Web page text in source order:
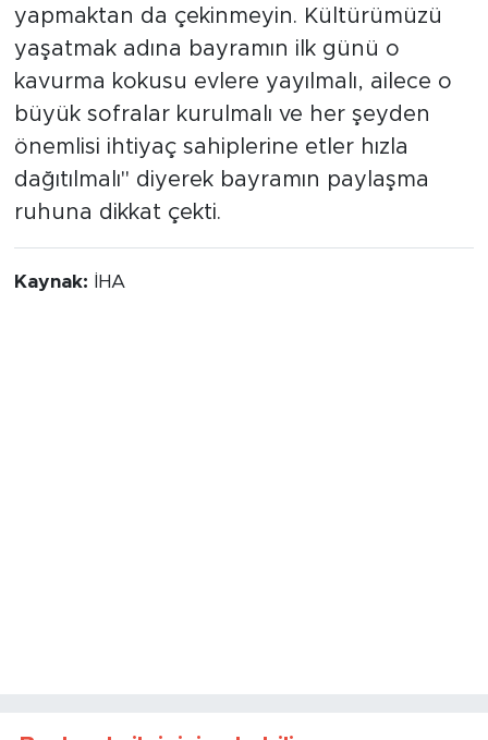
yapmaktan da çekinmeyin. Kültürümüzü
yaşatmak adına bayramın ilk günü o
kavurma kokusu evlere yayılmalı, ailece o
büyük sofralar kurulmalı ve her şeyden
önemlisi ihtiyaç sahiplerine etler hızla
dağıtılmalı" diyerek bayramın paylaşma
ruhuna dikkat çekti.
Kaynak: İHA